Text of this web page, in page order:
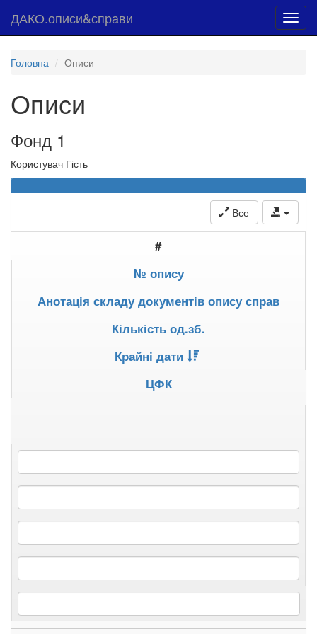
ДАКО.описи&справи
Головна Описи
Описи
Фонд 1
Користувач Гість
Все
#
№ опису
Анотація складу документів опису справ
Кількість од.зб.
Крайні дати
ЦФК